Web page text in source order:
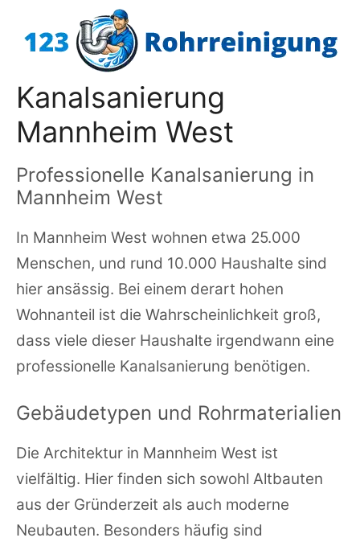
Inhalt
Kanalsanierung
Mannheim West
Professionelle Kanalsanierung in
Mannheim West
In Mannheim West wohnen etwa 25.000
Menschen, und rund 10.000 Haushalte sind
hier ansässig. Bei einem derart hohen
Wohnanteil ist die Wahrscheinlichkeit groß,
dass viele dieser Haushalte irgendwann eine
professionelle Kanalsanierung benötigen.
Gebäudetypen und Rohrmaterialien
Die Architektur in Mannheim West ist
vielfältig. Hier finden sich sowohl Altbauten
aus der Gründerzeit als auch moderne
Neubauten. Besonders häufig sind